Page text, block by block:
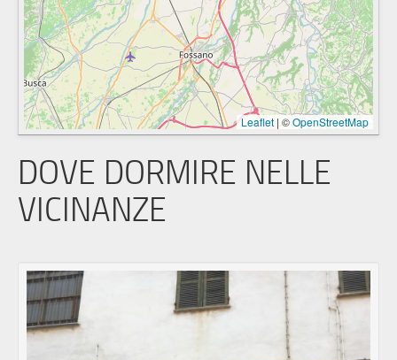
Leaflet | ©OpenStreetMap
DOVE DORMIRE NELLE
VICINANZE